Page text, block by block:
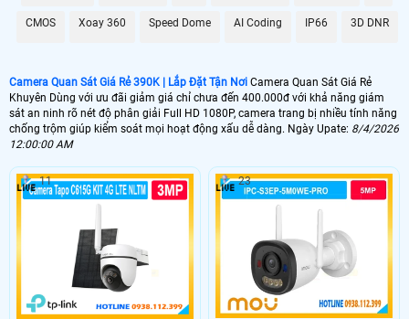
'
CMOS Xoay 360 Speed Dome AI Coding IP66 3D DNR
Camera Quan Sát Giá Rẻ 390K | Lắp Đặt Tận Nơi Camera Quan Sát Giá Rẻ
Khuyên Dùng với ưu đãi giảm giá chỉ chưa đến 400.000đ với khả năng giám
sát an ninh rõ nét độ phân giải Full HD 1080P, camera trang bị nhiều tính năng
chống trộm giúp kiểm soát mọi hoạt động xấu dễ dàng. Ngày Upate: 8/4/2026
12:00:00 AM
11 23